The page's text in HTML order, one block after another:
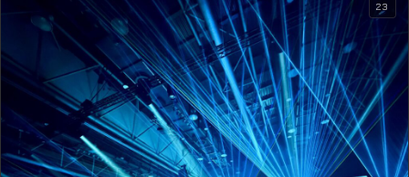
23